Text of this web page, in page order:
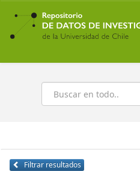
Ir
contenido
principal
Buscar
Filtrar resultados